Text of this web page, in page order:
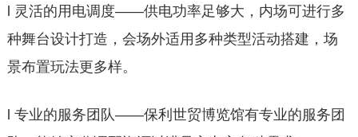
l 灵活的用电调度——供电功率足够大，内场可进行多
种舞台设计打造，会场外适用多种类型活动搭建，场
景布置玩法更多样。
l 专业的服务团队——保利世贸博览馆有专业的服务团